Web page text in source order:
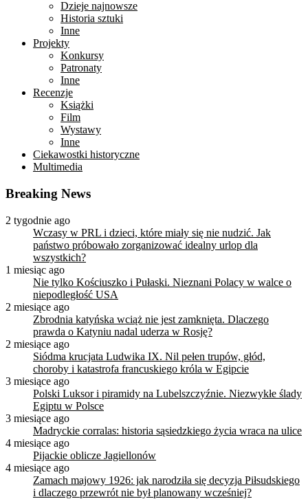
Dzieje najnowsze
Historia sztuki
Inne
Projekty
Konkursy
Patronaty
Inne
Recenzje
Książki
Film
Wystawy
Inne
Ciekawostki historyczne
Multimedia
Breaking News
2 tygodnie ago
Wczasy w PRL i dzieci, które miały się nie nudzić. Jak
państwo próbowało zorganizować idealny urlop dla
wszystkich?
1 miesiąc ago
Nie tylko Kościuszko i Pułaski. Nieznani Polacy w walce o
niepodległość USA
2 miesiące ago
Zbrodnia katyńska wciąż nie jest zamknięta. Dlaczego
prawda o Katyniu nadal uderza w Rosję?
2 miesiące ago
Siódma krucjata Ludwika IX. Nil pełen trupów, głód,
choroby i katastrofa francuskiego króla w Egipcie
3 miesiące ago
Polski Luksor i piramidy na Lubelszczyźnie. Niezwykłe ślady
Egiptu w Polsce
3 miesiące ago
Madryckie corralas: historia sąsiedzkiego życia wraca na ulice
4 miesiące ago
Pijackie oblicze Jagiellonów
4 miesiące ago
Zamach majowy 1926: jak narodziła się decyzja Piłsudskiego
i dlaczego przewrót nie był planowany wcześniej?